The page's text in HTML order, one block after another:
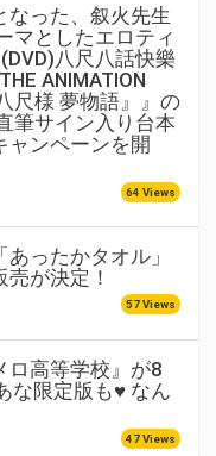
なった、叙火先生
マとしたエロティ
八尺八話快樂
ANIMATION
尺様 夢物語』』の
筆サイン入り台本
ャンペーンを開
64 Views
ったかタオル」
が決定！
57 Views
ロ高等学校』が8
な限定版も♥ なん
47 Views